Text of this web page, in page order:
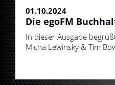
01.10.2024
Die egoFM
In dieser Ausgabe
Micha Lewinsky & Tim